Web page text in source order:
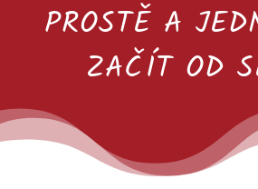
PROSTĚ A
ZAČÍT OD